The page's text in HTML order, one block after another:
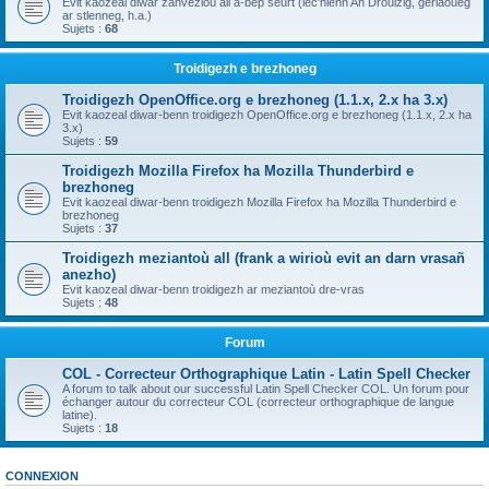
ar stlenneg, h.a.)
Sujets : 68
Troidigezh e brezhoneg
Troidigezh OpenOffice.org e brezhoneg (1.1.x, 2.x ha 3.x)
Evit kaozeal diwar-benn troidigezh OpenOffice.org e brezhoneg (1.1.x, 2.x ha
3.x)
Sujets : 59
Troidigezh Mozilla Firefox ha Mozilla Thunderbird e
brezhoneg
Evit kaozeal diwar-benn troidigezh Mozilla Firefox ha Mozilla Thunderbird e
brezhoneg
Sujets : 37
Troidigezh meziantoù all (frank a wirioù evit an darn vrasañ
anezho)
Evit kaozeal diwar-benn troidigezh ar meziantoù dre-vras
Sujets : 48
Forum
COL - Correcteur Orthographique Latin - Latin Spell Checker
A forum to talk about our successful Latin Spell Checker COL. Un forum pour
échanger autour du correcteur COL (correcteur orthographique de langue
latine).
Sujets : 18
CONNEXION